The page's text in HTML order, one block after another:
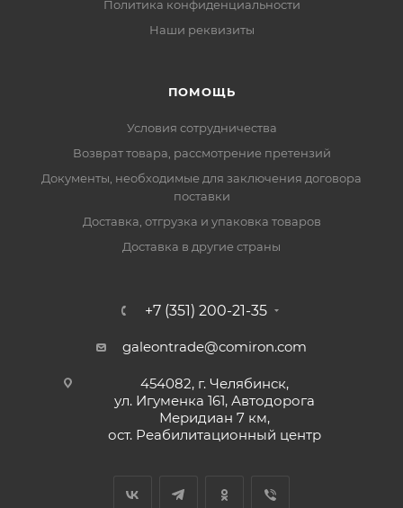
Политика конфиденциальности
Наши реквизиты
ПОМОЩЬ
Условия сотрудничества
Возврат товара, рассмотрение претензий
Документы, необходимые для заключения договора
поставки
Доставка, отгрузка и упаковка товаров
Доставка в другие страны
+7 (351) 200-21-35
galeontrade@comiron.com
454082, г. Челябинск,
ул. Игуменка 161, Автодорога
Меридиан 7 км,
ост. Реабилитационный центр